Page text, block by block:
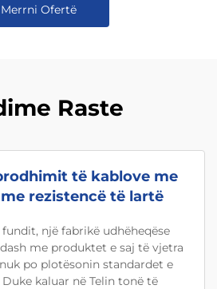
Merrni Ofertë
Raste
të kablove me
rezistencë të lartë
një fabrikë udhëheqëse
me produktet e saj të vjetra
po plotësonin standardet e
kaluar në Telin tonë të